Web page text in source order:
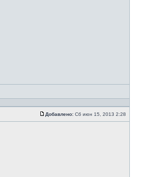
Добавлено: Сб июн 15, 2013 2:28